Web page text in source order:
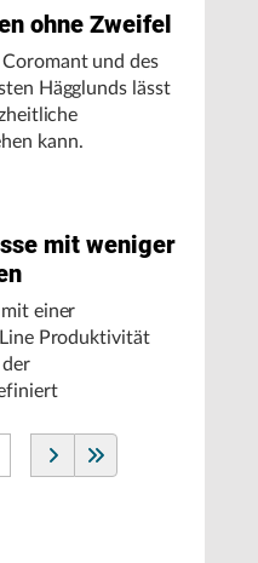
ohne Zweifel
und des
Hägglunds lässt
kann.
mit weniger
einer
Produktivität